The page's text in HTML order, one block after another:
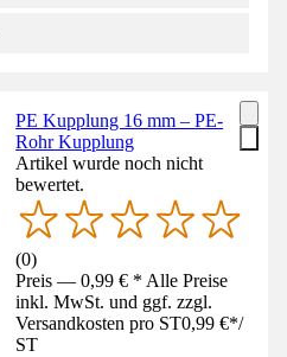
PE Kupplung 16 mm – PE-
Rohr Kupplung
Artikel wurde noch nicht
bewertet.
(0)
Preis — 0,99 € * Alle Preise
inkl. MwSt. und ggf. zzgl.
Versandkosten pro ST0,99 €*/
ST